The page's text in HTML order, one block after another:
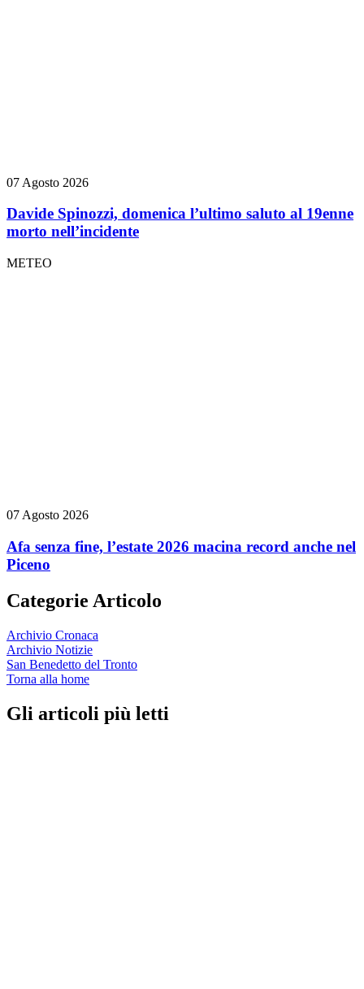
07 Agosto 2026
Davide Spinozzi, domenica l’ultimo saluto al 19enne
morto nell’incidente
METEO
07 Agosto 2026
Afa senza fine, l’estate 2026 macina record anche nel
Piceno
Categorie Articolo
Archivio Cronaca
Archivio Notizie
San Benedetto del Tronto
Torna alla home
Gli articoli più letti